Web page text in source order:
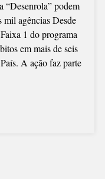
PODEM
SER
NOS
CORREIOS
“Desenrola” podem
mil agências Desde
1 do programa
em mais de seis
A ação faz parte